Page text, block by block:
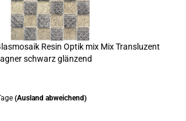
Resin Optik mix Mix Transluzent
schwarz glänzend
(Ausland abweichend)